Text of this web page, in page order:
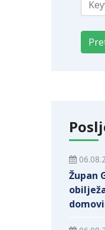
Župan